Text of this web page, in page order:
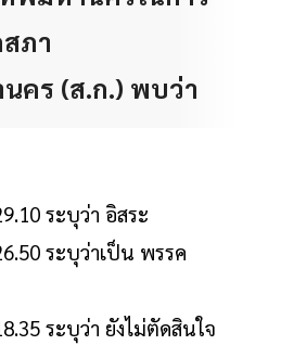
พมหานครในการ
คร (ส.ก.) พบว่า
ระบุว่า อิสระ
ระบุว่าเป็น พรรค